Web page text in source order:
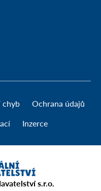
chyb Ochrana údajů
Inzerce
s.r.o.